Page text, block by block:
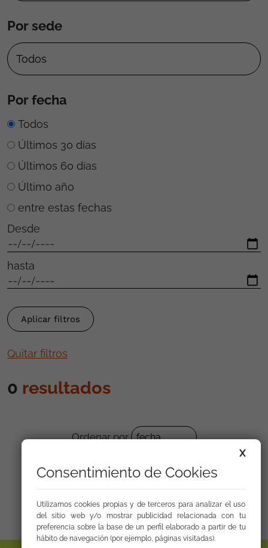
Por sede
Por fecha
Todos
Últimos 30 días
Últimos 60 días
Último año
entre estas fechas
Desde
hasta
Quitar filtros
0 resultados
Ordenar por
X
Consentimiento de Cookies
Utilizamos cookies propias y de terceros para analizar el uso
del sitio web y/o mostrar publicidad relacionada con tu
preferencia sobre la base de un perfil elaborado a partir de tu
hábito de navegación (por ejemplo, páginas visitadas).